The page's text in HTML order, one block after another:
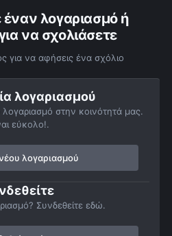
λογαριασμό ή
να σχολιάσετε
για να αφήσεις ένα σχόλιο
λογαριασμού
στην κοινότητά μας.
εύκολο!.
λογαριασμού
Συνδεθείτε εδώ.